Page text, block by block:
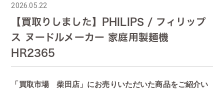
2026.05.22
【買取りしました】PHILIPS / フィリップ
ス ヌードルメーカー 家庭用製麺機
HR2365
「買取市場 柴田店」にお売りいただいた商品をご紹介い